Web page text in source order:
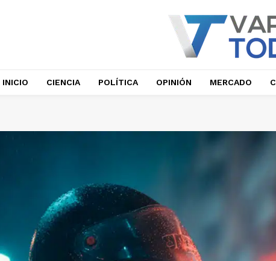
INICIO CIENCIA POLÍTICA OPINIÓN MERCADO